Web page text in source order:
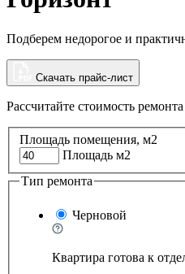
Подберем недорогое и
Скачать прайс-лист
Рассчитайте стоимость
Площадь помещения, м2
Площадь м2
Тип ремонта
Черновой
Квартира готова к